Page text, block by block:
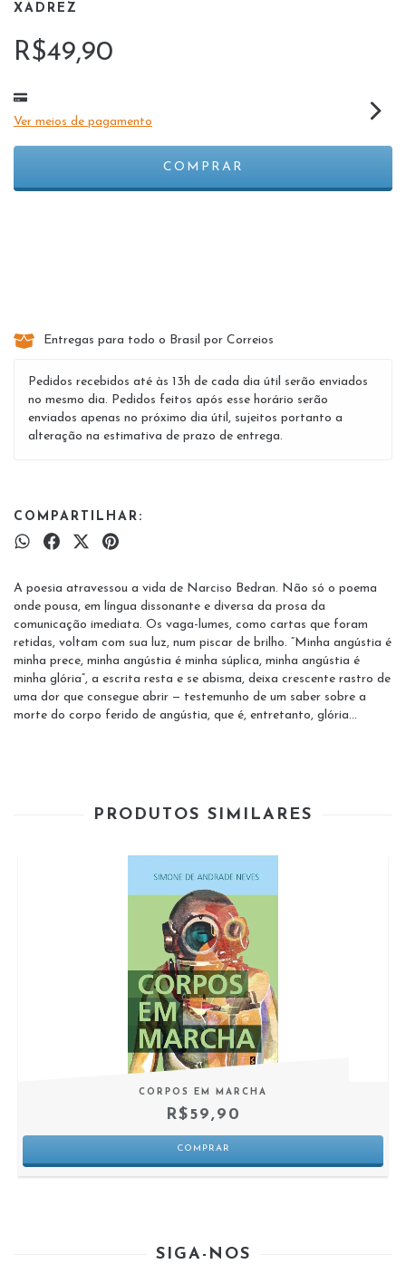
XADREZ
R$49,90
Ver meios de pagamento
Entregas para todo o Brasil por Correios
Pedidos recebidos até às 13h de cada dia útil serão enviados
no mesmo dia. Pedidos feitos após esse horário serão
enviados apenas no próximo dia útil, sujeitos portanto a
alteração na estimativa de prazo de entrega.
COMPARTILHAR:
A poesia atravessou a vida de Narciso Bedran. Não só o poema
onde pousa, em língua dissonante e diversa da prosa da
comunicação imediata. Os vaga-lumes, como cartas que foram
retidas, voltam com sua luz, num piscar de brilho. “Minha angústia é
minha prece, minha angústia é minha súplica, minha angústia é
minha glória”, a escrita resta e se abisma, deixa crescente rastro de
uma dor que consegue abrir — testemunho de um saber sobre a
morte do corpo ferido de angústia, que é, entretanto, glória...
PRODUTOS SIMILARES
CORPOS EM MARCHA
R$59,90
SIGA-NOS